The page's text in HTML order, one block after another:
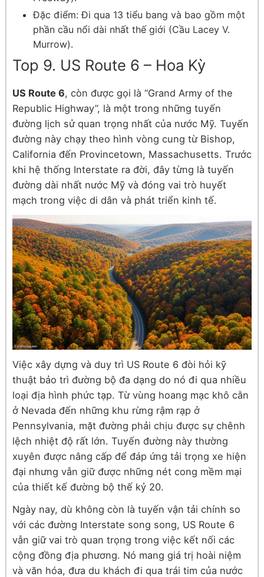
Đặc điểm: Đi qua 13 tiểu bang và bao gồm một
phần cầu nổi dài nhất thế giới (Cầu Lacey V.
Murrow).
Top 9. US Route 6 – Hoa Kỳ
US Route 6, còn được gọi là “Grand Army of the
Republic Highway”, là một trong những tuyến
đường lịch sử quan trọng nhất của nước Mỹ. Tuyến
đường này chạy theo hình vòng cung từ Bishop,
California đến Provincetown, Massachusetts. Trước
khi hệ thống Interstate ra đời, đây từng là tuyến
đường dài nhất nước Mỹ và đóng vai trò huyết
mạch trong việc di dân và phát triển kinh tế.
Việc xây dựng và duy trì US Route 6 đòi hỏi kỹ
thuật bảo trì đường bộ đa dạng do nó đi qua nhiều
loại địa hình phức tạp. Từ vùng hoang mạc khô cằn
ở Nevada đến những khu rừng rậm rạp ở
Pennsylvania, mặt đường phải chịu được sự chênh
lệch nhiệt độ rất lớn. Tuyến đường này thường
xuyên được nâng cấp để đáp ứng tải trọng xe hiện
đại nhưng vẫn giữ được những nét cong mềm mại
của thiết kế đường bộ thế kỷ 20.
Ngày nay, dù không còn là tuyến vận tải chính so
với các đường Interstate song song, US Route 6
vẫn giữ vai trò quan trọng trong việc kết nối các
cộng đồng địa phương. Nó mang giá trị hoài niệm
và văn hóa, đưa du khách đi qua trái tim của nước